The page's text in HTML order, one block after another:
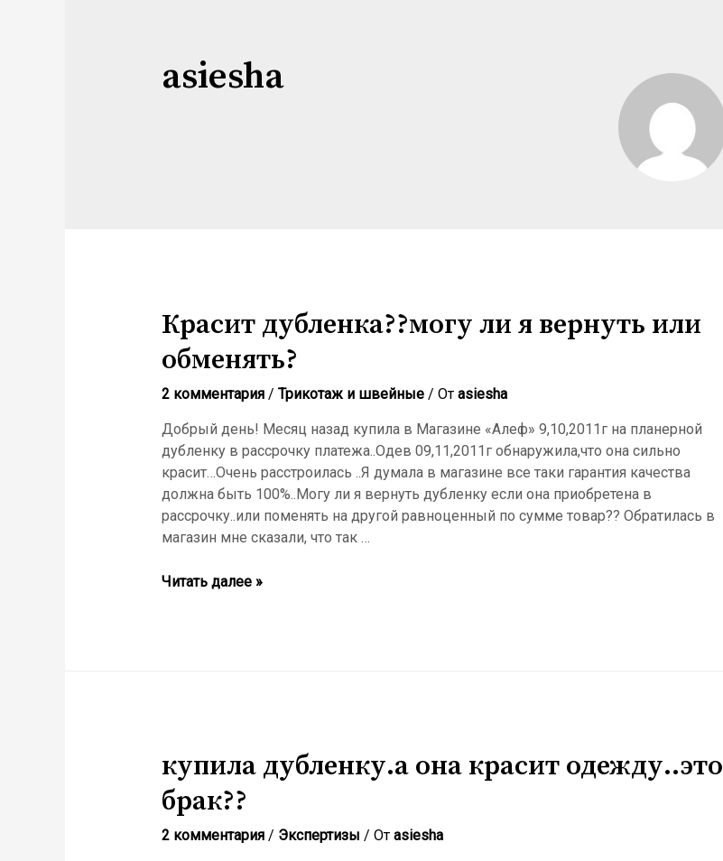
asiesha
Красит дубленка??могу ли я вернуть или
обменять?
2 комментария / Трикотаж и швейные/ От asiesha
Добрый день! Месяц назад купила в Магазине «Алеф» 9,10,2011г на планерной
дубленку в рассрочку платежа..Одев 09,11,2011г обнаружила,что она сильно
красит…Очень расстроилась ..Я думала в магазине все таки гарантия качества
должна быть 100%..Могу ли я вернуть дубленку если она приобретена в
рассрочку..или поменять на другой равноценный по сумме товар?? Обратилась в
магазин мне сказали, что так …
Читать далее »
купила дубленку.а она красит одежду..это
брак??
2 комментария / Экспертизы / От asiesha